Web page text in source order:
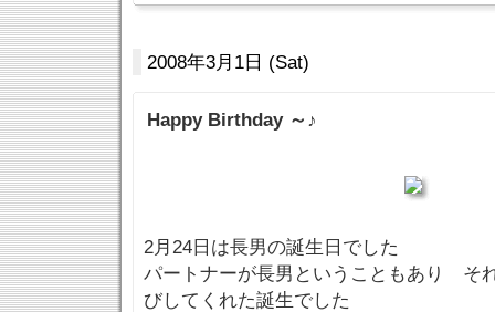
2008年3月1日 (Sat)
Happy Birthday ～♪
2月24日は長男の誕生日でした
パートナーが長男ということもあり そ
びしてくれた誕生でした